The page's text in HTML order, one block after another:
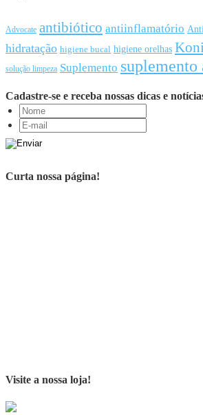
Advocate antibiótico antiinflamatório
hidratação higiene bucal higiene orelhas
solução limpeza Suplemento
Cadastre-se e receba nossas dicas e
Curta nossa página!
Visite a nossa loja!